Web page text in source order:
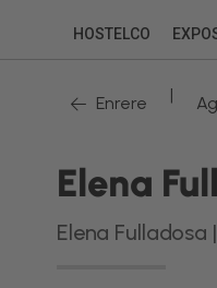
HOSTELCO
Enrere |
Elena
Elena Fulladosa |